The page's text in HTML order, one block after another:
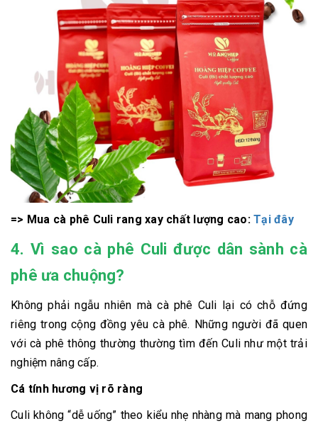
=> Mua cà phê Culi rang xay chất lượng cao: Tại đây
4. Vì sao cà phê Culi được dân sành cà
phê ưa chuộng?
Không phải ngẫu nhiên mà cà phê Culi lại có chỗ đứng
riêng trong cộng đồng yêu cà phê. Những người đã quen
với cà phê thông thường thường tìm đến Culi như một trải
nghiệm nâng cấp.
Cá tính hương vị rõ ràng
Culi không “dễ uống” theo kiểu nhẹ nhàng mà mang phong